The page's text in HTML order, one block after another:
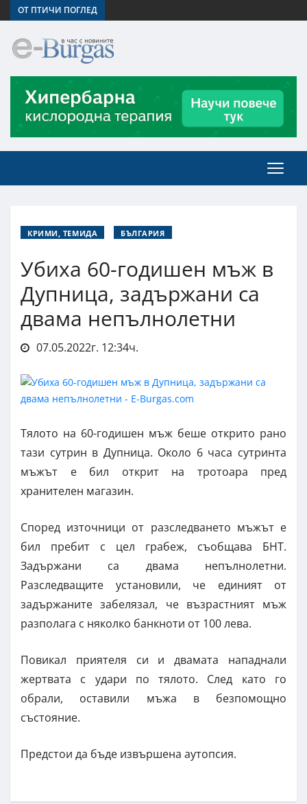
ОТ ПТИЧИ ПОГЛЕД
КРИМИ, ТЕМИДА БЪЛГАРИЯ
Убиха 60-годишен мъж в
Дупница, задържани са
двама непълнолетни
07.05.2022г. 12:34ч.
Тялото на 60-годишен мъж беше открито рано
тази сутрин в Дупница. Около 6 часа сутринта
мъжът е бил открит на тротоара пред
хранителен магазин.
Според източници от разследването мъжът е
бил пребит с цел грабеж, съобщава БНТ.
Задържани са двама непълнолетни.
Разследващите установили, че единият от
задържаните забелязал, че възрастният мъж
разполага с няколко банкноти от 100 лева.
Повикал приятеля си и двамата нападнали
жертвата с удари по тялото. След като го
обрали, оставили мъжа в безпомощно
състояние.
Предстои да бъде извършена аутопсия.